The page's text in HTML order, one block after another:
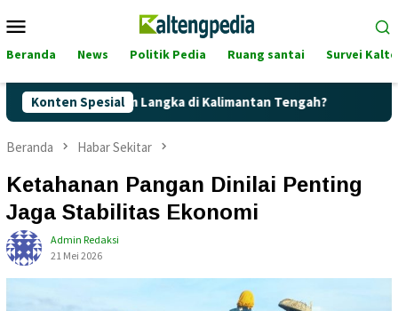
ke
Mobile
Beranda News Politik Pedia Ruang santai Survei
Konten Spesial
Langka di Kalimantan Tengah? Kaget! Harga
Beranda Habar Sekitar
Ketahanan Pangan Dinilai Penting
Jaga Stabilitas Ekonomi
Admin Redaksi
21 Mei 2026